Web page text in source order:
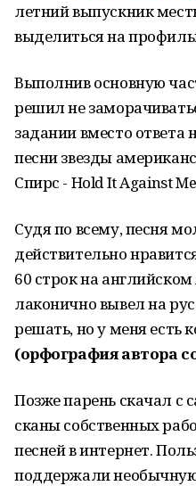
летний выпускник
выделиться на
Выполнив основную
решил не
задании вместо ответа
песни звезды
Спирс - Hold It Against
Судя по всему, песня
действительно
60 строк на
лаконично вывел на
решать, но у меня есть
(орфография автора
Позже парень скачал с
сканы собственных
песней в интернет.
поддержали